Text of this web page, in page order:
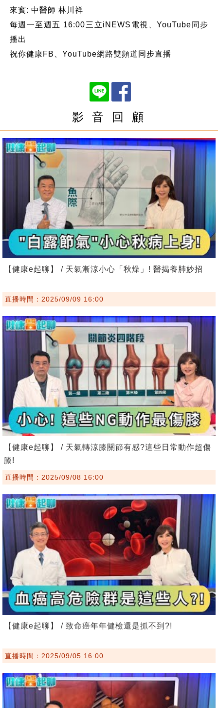
來賓: 中醫師 林川祥
每週一至週五 16:00三立iNEWS電視、YouTube同步
播出
祝你健康FB、YouTube網路雙頻道同步直播
影 音 回 顧
【健康e起聊】 / 天氣漸涼小心「秋燥」! 醫揭養肺妙招
直播時間：2025/09/09 16:00
【健康e起聊】 / 天氣轉涼膝關節有感?這些日常動作超傷
膝!
直播時間：2025/09/08 16:00
【健康e起聊】 / 致命癌年年健檢還是抓不到?!
直播時間：2025/09/05 16:00